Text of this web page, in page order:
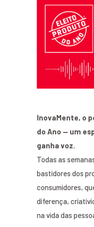
InovaMente, o
do Ano — um
ganha voz.
Todas as
bastidores dos
consumidores,
diferença,
na vida das